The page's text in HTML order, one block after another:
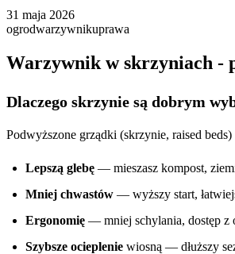
31 maja 2026
ogrodwarzywnikuprawa
Warzywnik w skrzyniach -
Dlaczego skrzynie są dobrym
Podwyższone grządki (skrzynie, raised beds)
Lepszą glebę — mieszasz kompost,
Mniej chwastów — wyższy start,
Ergonomię — mniej schylania, dostęp z
Szybsze ocieplenie wiosną — dłuższy